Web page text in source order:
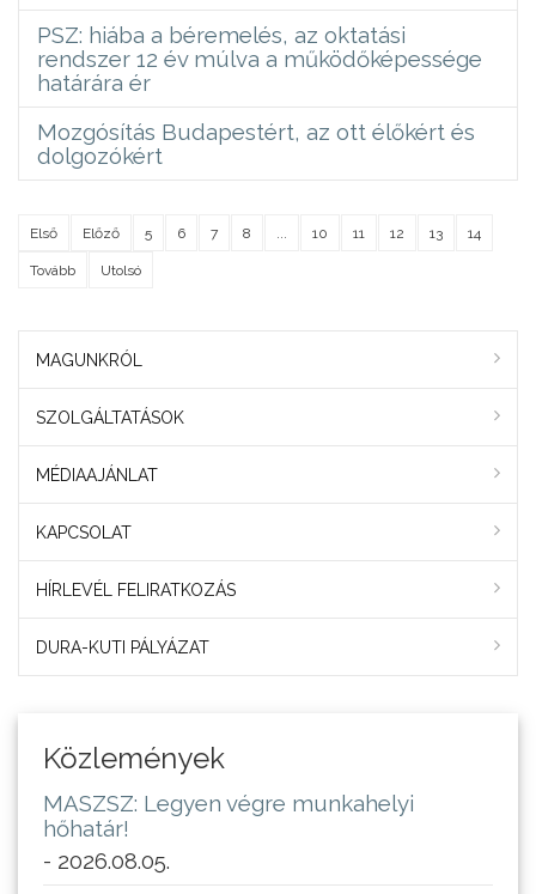
PSZ: hiába a béremelés, az oktatási
rendszer 12 év múlva a működőképessége
határára ér
Mozgósítás Budapestért, az ott élőkért és
dolgozókért
Első Előző 5 6 7 8 10 11 12 13 14
Tovább Utolsó
MAGUNKRÓL
SZOLGÁLTATÁSOK
MÉDIAAJÁNLAT
KAPCSOLAT
HÍRLEVÉL FELIRATKOZÁS
DURA-KUTI PÁLYÁZAT
Közlemények
MASZSZ: Legyen végre munkahelyi
hőhatár!
- 2026.08.05.